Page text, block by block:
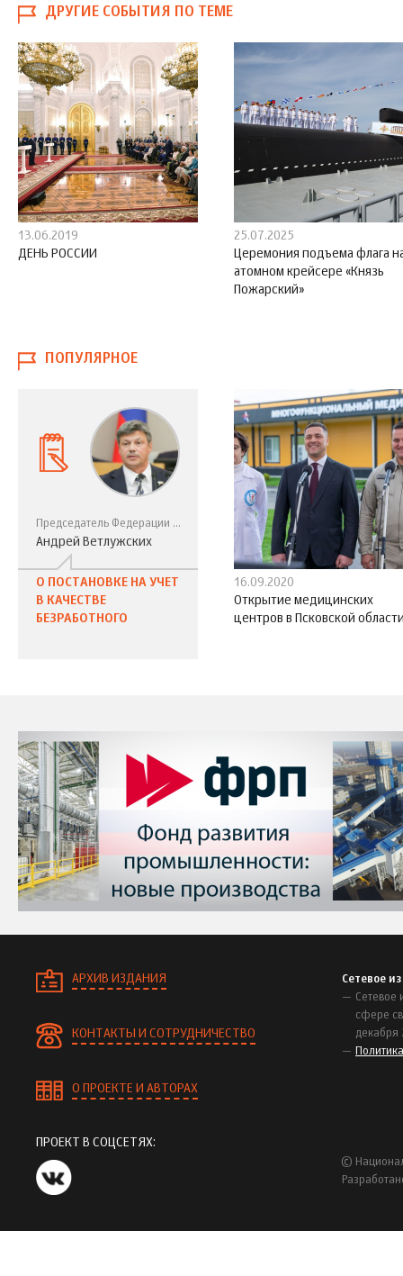
ДРУГИЕ СОБЫТИЯ ПО ТЕМЕ
13.06.2019
ДЕНЬ РОССИИ
25.07.2025
Церемония подъема флага
атомном крейсере «Князь
Пожарский»
ПОПУЛЯРНОЕ
Председатель Федерации профсоюзов Свердловской области, депутат Государственной Думы России VII созыва
Андрей Ветлужских
О ПОСТАНОВКЕ НА УЧЕТ
В КАЧЕСТВЕ
БЕЗРАБОТНОГО
16.09.2020
Открытие медицинских
центров в Псковской
АРХИВ ИЗДАНИЯ
КОНТАКТЫ И СОТРУДНИЧЕСТВО
О ПРОЕКТЕ И АВТОРАХ
Сетевое
Сетевое
сфере
декабря
ПРОЕКТ В СОЦСЕТЯХ:
©